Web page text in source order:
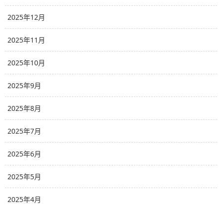
2025年12月
2025年11月
2025年10月
2025年9月
2025年8月
2025年7月
2025年6月
2025年5月
2025年4月